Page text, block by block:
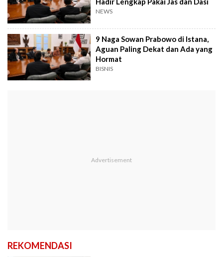
NEWS
9 Naga Sowan Prabowo di Istana,
Aguan Paling Dekat dan Ada yang
Hormat
BISNIS
REKOMENDASI